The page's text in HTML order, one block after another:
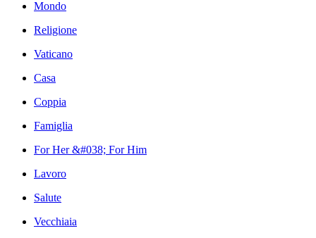
Mondo
Religione
Vaticano
Casa
Coppia
Famiglia
For Her &#038; For Him
Lavoro
Salute
Vecchiaia